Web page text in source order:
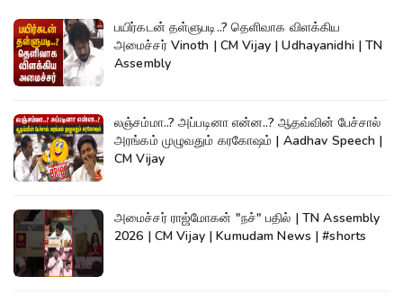
பயிர்கடன் தள்ளுபடி..? தெளிவாக விளக்கிய
அமைச்சர் Vinoth | CM Vijay | Udhayanidhi | TN
Assembly
லஞ்சம்மா..? அப்படினா என்ன..? ஆதவ்வின் பேச்சால்
அரங்கம் முழுவதும் கரகோஷம் | Aadhav Speech |
CM Vijay
அமைச்சர் ராஜ்மோகன் "நச்" பதில் | TN Assembly
2026 | CM Vijay | Kumudam News | #shorts